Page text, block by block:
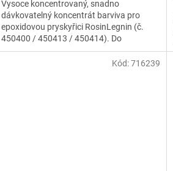
Vysoce koncentrovaný, snadno
dávkovatelný koncentrát barviva pro
epoxidovou pryskyřici RosinLegnin (č.
450400 / 450413 / 450414). Do
pryskyřice se...
Kód:716239